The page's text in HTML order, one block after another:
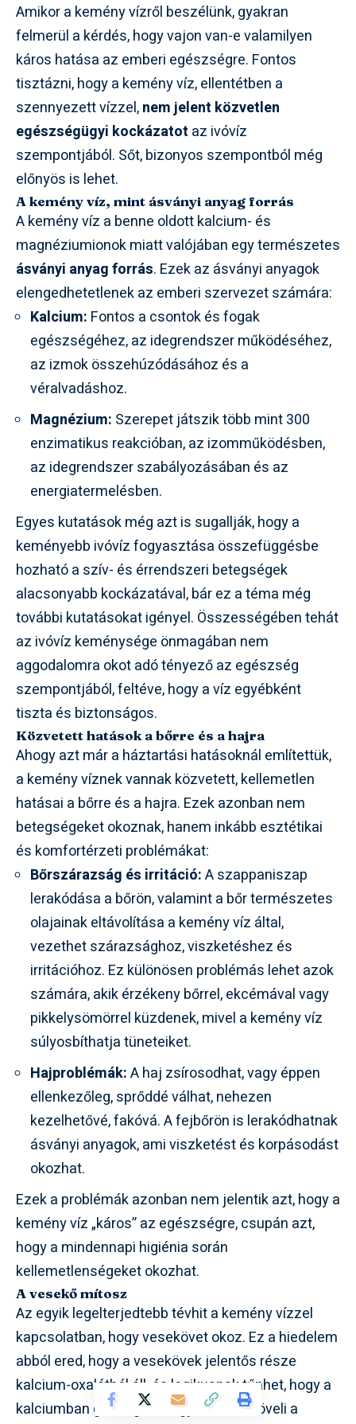
Amikor a kemény vízről beszélünk, gyakran
felmerül a kérdés, hogy vajon van-e valamilyen
káros hatása az emberi egészségre. Fontos
tisztázni, hogy a kemény víz, ellentétben a
szennyezett vízzel,nem jelent közvetlen
egészségügyi kockázatot az ivóvíz
szempontjából. Sőt, bizonyos szempontból még
előnyös is lehet.
A kemény víz, mint ásványi anyag forrás
A kemény víz a benne oldott kalcium- és
magnéziumionok miatt valójában egy természetes
ásványi anyag forrás. Ezek az ásványi anyagok
elengedhetetlenek az emberi szervezet számára:
Kalcium: Fontos a csontok és fogak
egészségéhez, az idegrendszer működéséhez,
az izmok összehúzódásához és a
véralvadáshoz.
Magnézium: Szerepet játszik több mint 300
enzimatikus reakcióban, az izomműködésben,
az idegrendszer szabályozásában és az
energiatermelésben.
Egyes kutatások még azt is sugallják, hogy a
keményebb ivóvíz fogyasztása összefüggésbe
hozható a szív- és érrendszeri betegségek
alacsonyabb kockázatával, bár ez a téma még
további kutatásokat igényel. Összességében tehát
az ivóvíz keménysége önmagában nem
aggodalomra okot adó tényező az egészség
szempontjából, feltéve, hogy a víz egyébként
tiszta és biztonságos.
Közvetett hatások a bőrre és a hajra
Ahogy azt már a háztartási hatásoknál említettük,
a kemény víznek vannak közvetett, kellemetlen
hatásai a bőrre és a hajra. Ezek azonban nem
betegségeket okoznak, hanem inkább esztétikai
és komfortérzeti problémákat:
Bőrszárazság és irritáció:A szappaniszap
lerakódása a bőrön, valamint a bőr természetes
olajainak eltávolítása a kemény víz által,
vezethet szárazsághoz, viszketéshez és
irritációhoz. Ez különösen problémás lehet azok
számára, akik érzékeny bőrrel, ekcémával vagy
pikkelysömörrel küzdenek, mivel a kemény víz
súlyosbíthatja tüneteiket.
Hajproblémák:A haj zsírosodhat, vagy éppen
ellenkezőleg, sprőddé válhat, nehezen
kezelhetővé, fakóvá. A fejbőrön is lerakódhatnak
ásványi anyagok, ami viszketést és korpásodást
okozhat.
Ezek a problémák azonban nem jelentik azt, hogy a
kemény víz „káros” az egészségre, csupán azt,
hogy a mindennapi higiénia során
kellemetlenségeket okozhat.
A vesekő mítosz
Az egyik legelterjedtebb tévhit a kemény vízzel
kapcsolatban, hogy vesekövet okoz. Ez a hiedelem
abból ered, hogy a vesekövek jelentős része
kalcium-oxalátból áll, és logikusnak tűnhet, hogy a
kalciumban gazdag víz fogyasztása növeli a